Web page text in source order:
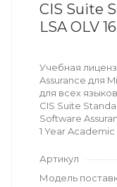
CIS Suite
LSA OLV
Учебная
Assurance для
для всех
CIS Suite
Software
1 Year Academic
Артикул
Модель